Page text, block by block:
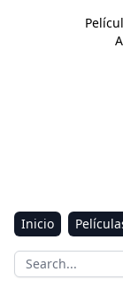
Inicio
Aventura